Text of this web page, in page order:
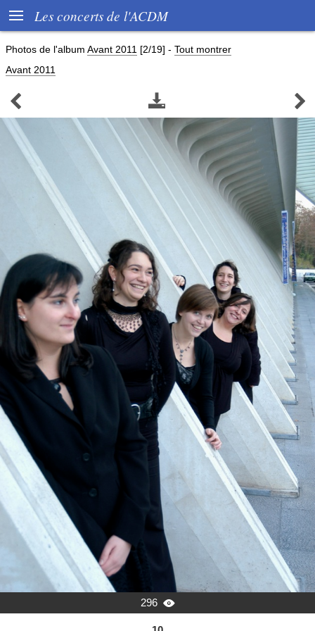
 Les concerts de l'ACDM
Photos de l'album Avant 2011 [2/19] - Tout montrer
Avant 2011
  
296 